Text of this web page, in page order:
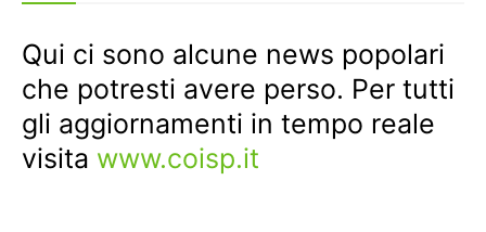
Qui ci sono alcune news popolari
che potresti avere perso. Per tutti
gli aggiornamenti in tempo reale
visita www.coisp.it